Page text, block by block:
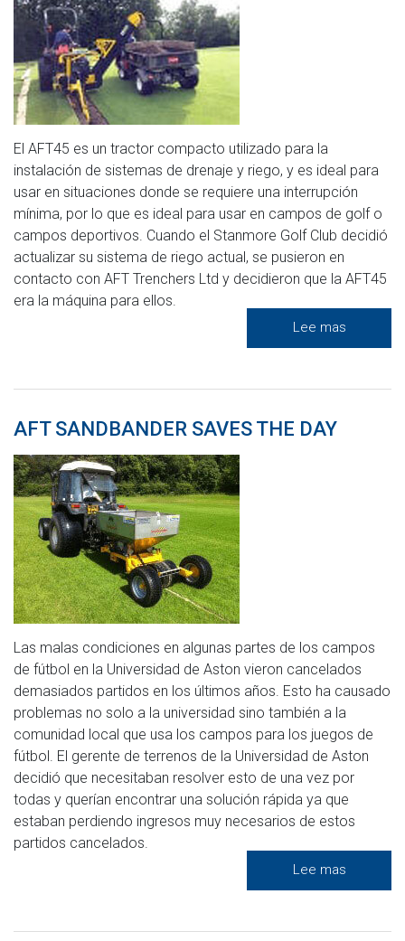
El AFT45 es un tractor compacto utilizado para la
instalación de sistemas de drenaje y riego, y es ideal para
usar en situaciones donde se requiere una interrupción
mínima, por lo que es ideal para usar en campos de golf o
campos deportivos. Cuando el Stanmore Golf Club decidió
actualizar su sistema de riego actual, se pusieron en
contacto con AFT Trenchers Ltd y decidieron que la AFT45
era la máquina para ellos.
Lee mas
AFT SANDBANDER SAVES THE DAY
Las malas condiciones en algunas partes de los campos
de fútbol en la Universidad de Aston vieron cancelados
demasiados partidos en los últimos años. Esto ha causado
problemas no solo a la universidad sino también a la
comunidad local que usa los campos para los juegos de
fútbol. El gerente de terrenos de la Universidad de Aston
decidió que necesitaban resolver esto de una vez por
todas y querían encontrar una solución rápida ya que
estaban perdiendo ingresos muy necesarios de estos
partidos cancelados.
Lee mas